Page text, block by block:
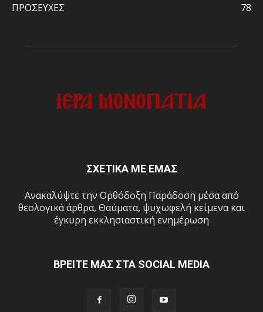
ΠΡΟΣΕΥΧΕΣ
78
ΣΧΕΤΙΚΑ ΜΕ ΕΜΑΣ
Ανακαλύψτε την Ορθόδοξη Παράδοση μέσα από
θεολογικά άρθρα, Θαύματα, ψυχωφελή κείμενα και
έγκυρη εκκλησιαστική ενημέρωση
ΒΡΕΙΤΕ ΜΑΣ ΣΤΑ SOCIAL MEDIA